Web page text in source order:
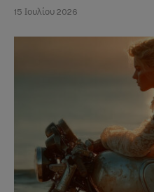
15 Ιουλίου 2026